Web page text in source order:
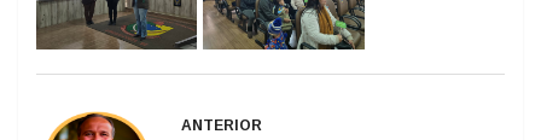
ANTERIOR